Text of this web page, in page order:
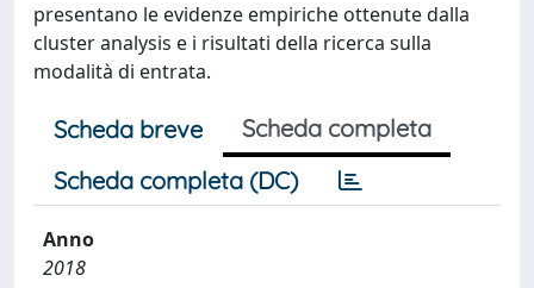
presentano le evidenze empiriche ottenute dalla
cluster analysis e i risultati della ricerca sulla
modalità di entrata.
Scheda breve
Scheda completa
Scheda completa (DC)
Anno
2018